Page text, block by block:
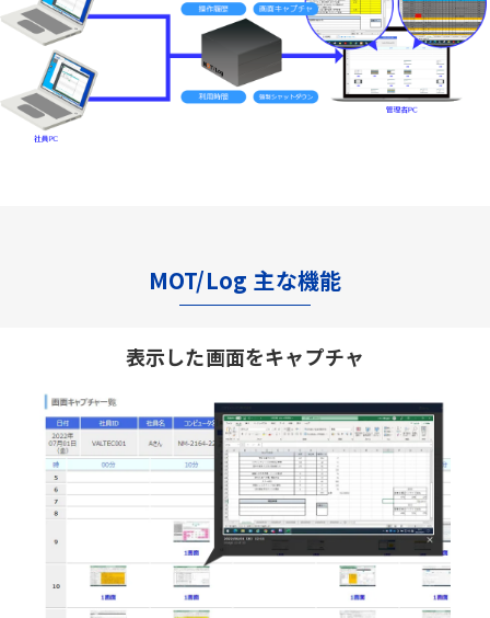
MOT/Log 主な機能
表示した画面をキャプチャ